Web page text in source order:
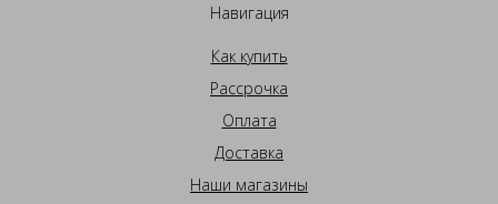
Навигация
Как купить
Рассрочка
Оплата
Доставка
Наши магазины